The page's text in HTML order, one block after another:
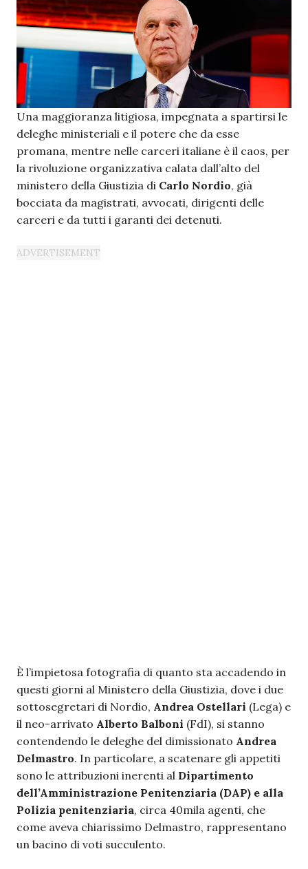
Una maggioranza litigiosa, impegnata a spartirsi le
deleghe ministeriali e il potere che da esse
promana, mentre nelle carceri italiane è il caos, per
la rivoluzione organizzativa calata dall’alto del
ministero della Giustizia di Carlo Nordio, già
bocciata da magistrati, avvocati, dirigenti delle
carceri e da tutti i garanti dei detenuti.
È l’impietosa fotografia di quanto sta accadendo in
questi giorni al Ministero della Giustizia, dove i due
sottosegretari di Nordio, Andrea Ostellari (Lega) e
il neo-arrivato Alberto Balboni (FdI), si stanno
contendendo le deleghe del dimissionato Andrea
Delmastro. In particolare, a scatenare gli appetiti
sono le attribuzioni inerenti al Dipartimento
dell’Amministrazione Penitenziaria (DAP) e alla
Polizia penitenziaria, circa 40mila agenti, che
come aveva chiarissimo Delmastro, rappresentano
un bacino di voti succulento.